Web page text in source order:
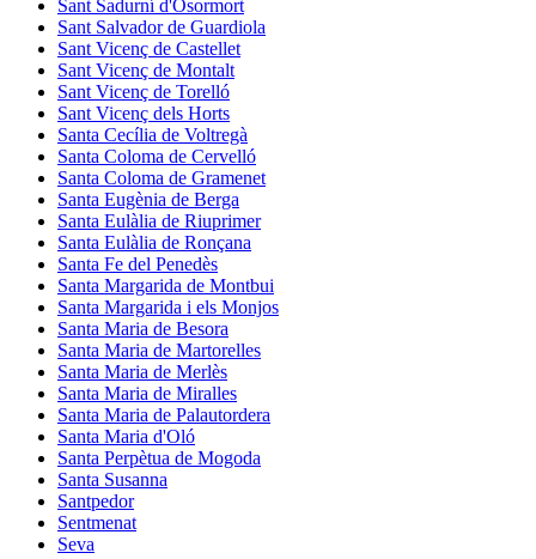
Sant Sadurní d'Osormort
Sant Salvador de Guardiola
Sant Vicenç de Castellet
Sant Vicenç de Montalt
Sant Vicenç de Torelló
Sant Vicenç dels Horts
Santa Cecília de Voltregà
Santa Coloma de Cervelló
Santa Coloma de Gramenet
Santa Eugènia de Berga
Santa Eulàlia de Riuprimer
Santa Eulàlia de Ronçana
Santa Fe del Penedès
Santa Margarida de Montbui
Santa Margarida i els Monjos
Santa Maria de Besora
Santa Maria de Martorelles
Santa Maria de Merlès
Santa Maria de Miralles
Santa Maria de Palautordera
Santa Maria d'Oló
Santa Perpètua de Mogoda
Santa Susanna
Santpedor
Sentmenat
Seva